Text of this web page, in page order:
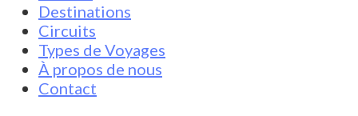
Destinations
Circuits
Types de Voyages
À propos de nous
Contact